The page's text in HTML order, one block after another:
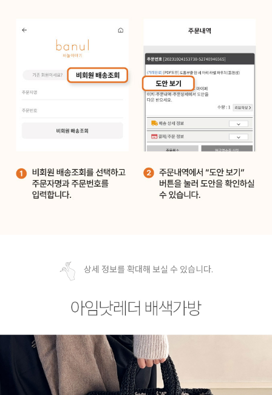
상세 정보를 확대해 보실 수 있습니다.